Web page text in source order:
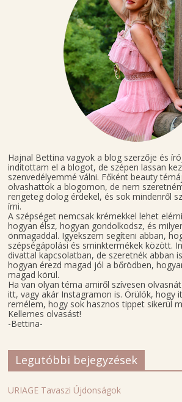
Hajnal Bettina vagyok a blog szerzője és
indítottam el a blogot, de szépen lassan
szenvedélyemmé válni. Főként beauty
olvashattok a blogomon, de nem
rengeteg dolog érdekel, és sok mindenről
írni.
A szépséget nemcsak krémekkel lehet
hogyan élsz, hogyan gondolkodsz, és
önmagaddal. Igyekszem segíteni abban,
szépségápolási és sminktermékek között.
divattal kapcsolatban, de szeretnék abban
hogyan érezd magad jól a bőrödben,
magad körül.
Ha van olyan téma amiről szívesen
itt, vagy akár Instagramon is. Örülök, hogy
remélem, hogy sok hasznos tippet sikerül
Kellemes olvasást!
-Bettina-
Legutóbbi bejegyzések
URIAGE Tavaszi Újdonságok